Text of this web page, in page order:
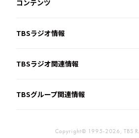
コンテンツ
TBSラジオ情報
TBSラジオ関連情報
TBSグループ関連情報
Copyright© 1995-2026, TBS